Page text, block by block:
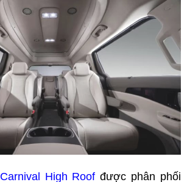
Carnival High Roofđược phân phối